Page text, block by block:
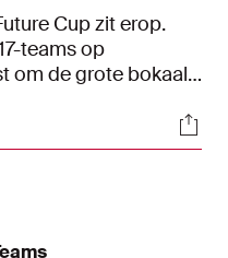
Cup zit erop.
teams op
om de grote bokaal.
terug in dit